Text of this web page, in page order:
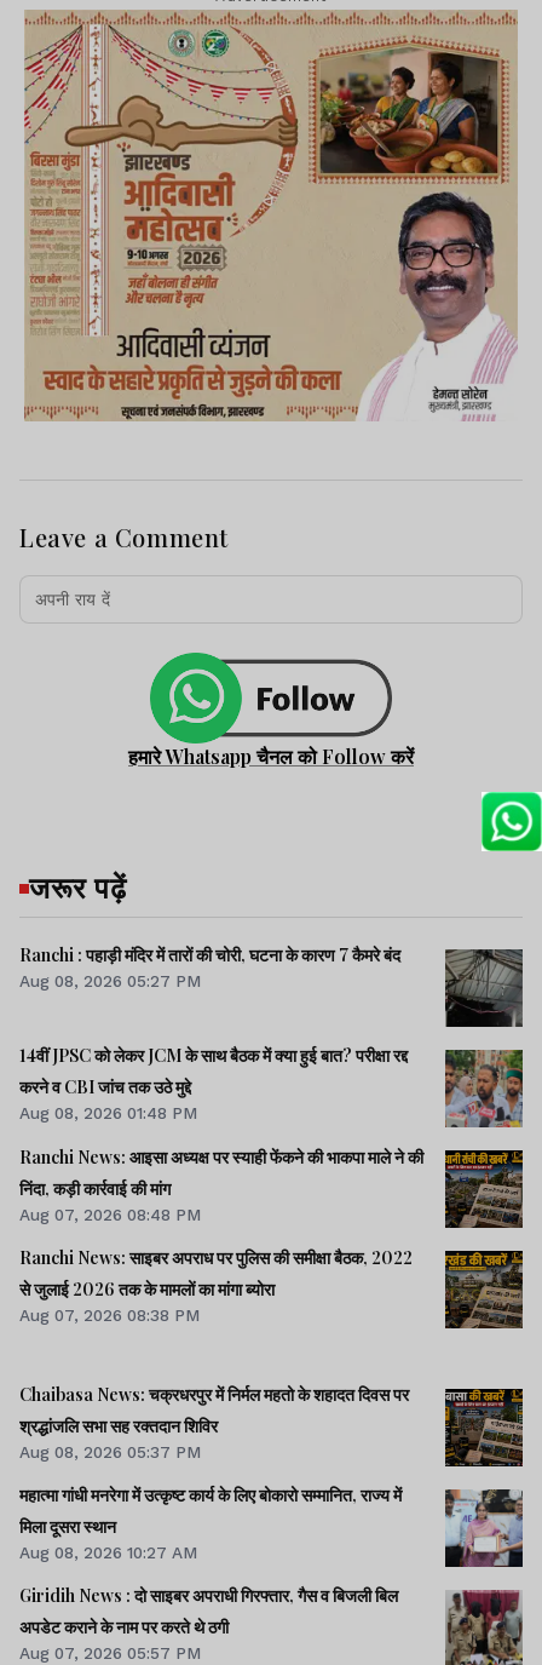
impactful journalism that informs and engages
readers.
Leave a Comment
हमारे Whatsapp चैनल को Follow करें
जरूर पढ़ें
Ranchi : पहाड़ी मंदिर में तारों की चोरी, घटना के कारण 7 कैमरे बंद
Aug 08, 2026 05:27 PM
14वीं JPSC को लेकर JCM के साथ बैठक में क्या हुई बात? परीक्षा रद्द
करने व CBI जांच तक उठे मुद्दे
Aug 08, 2026 01:48 PM
Ranchi News: आइसा अध्यक्ष पर स्याही फेंकने की भाकपा माले ने की
निंदा, कड़ी कार्रवाई की मांग
Aug 07, 2026 08:48 PM
Ranchi News: साइबर अपराध पर पुलिस की समीक्षा बैठक, 2022
से जुलाई 2026 तक के मामलों का मांगा ब्योरा
Aug 07, 2026 08:38 PM
Chaibasa News: चक्रधरपुर में निर्मल महतो के शहादत दिवस पर
श्रद्धांजलि सभा सह रक्तदान शिविर
Aug 08, 2026 05:37 PM
महात्मा गांधी मनरेगा में उत्कृष्ट कार्य के लिए बोकारो सम्मानित, राज्य में
मिला दूसरा स्थान
Aug 08, 2026 10:27 AM
Giridih News : दो साइबर अपराधी गिरफ्तार, गैस व बिजली बिल
अपडेट कराने के नाम पर करते थे ठगी
Aug 07, 2026 05:57 PM